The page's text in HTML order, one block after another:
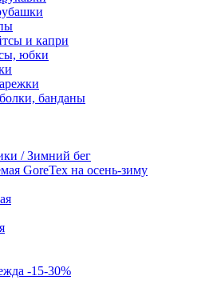
и капри
юбки
банданы
/ Зимний бег
GoreTex на осень-зиму
-15-30%